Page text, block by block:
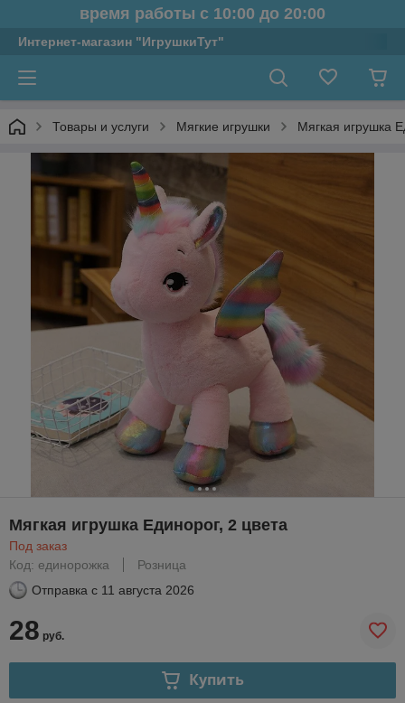
время работы с 10:00 до 20:00
Интернет-магазин "ИгрушкиТут"
Товары и услуги Мягкие игрушки Мягкая игрушка
Мягкая игрушка Единорог, 2 цвета
Под заказ
Код: единорожка
Розница
Отправка с 11 августа 2026
28 руб.
Купить